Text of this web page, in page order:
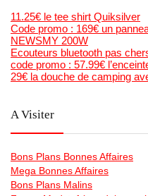
11.25€ le tee shirt Quiksilver
Code promo : 169€ un
NEWSMY 200W
Ecouteurs bluetooth pas
code promo : 57.99€
29€ la douche de camping
A Visiter
Bons Plans Bonnes Affaires
Mega Bonnes Affaires
Bons Plans Malins